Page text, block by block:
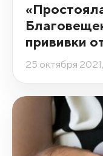
прививки
25 октября